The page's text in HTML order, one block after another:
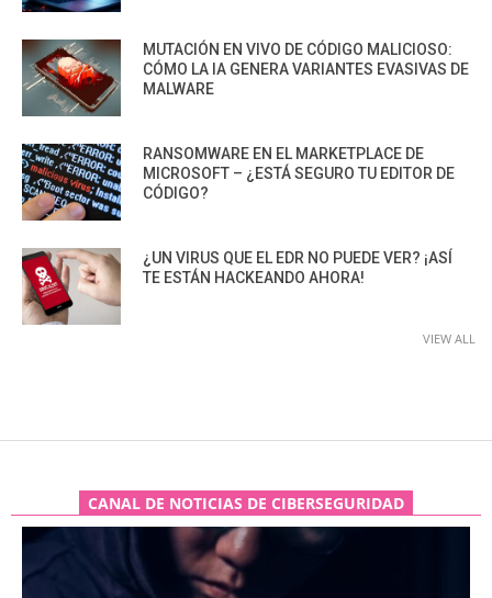
MUTACIÓN EN VIVO DE CÓDIGO MALICIOSO:
CÓMO LA IA GENERA VARIANTES EVASIVAS DE
MALWARE
RANSOMWARE EN EL MARKETPLACE DE
MICROSOFT – ¿ESTÁ SEGURO TU EDITOR DE
CÓDIGO?
¿UN VIRUS QUE EL EDR NO PUEDE VER? ¡ASÍ
TE ESTÁN HACKEANDO AHORA!
VIEW ALL
CANAL DE NOTICIAS DE CIBERSEGURIDAD